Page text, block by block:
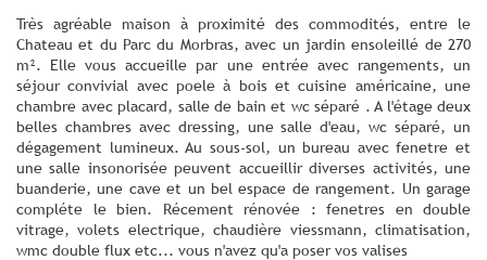
Très agréable maison à proximité des commodités, entre le
Chateau et du Parc du Morbras, avec un jardin ensoleillé de 270
m². Elle vous accueille par une entrée avec rangements, un
séjour convivial avec poele à bois et cuisine américaine, une
chambre avec placard, salle de bain et wc séparé . A l'étage deux
belles chambres avec dressing, une salle d'eau, wc séparé, un
dégagement lumineux. Au sous-sol, un bureau avec fenetre et
une salle insonorisée peuvent accueillir diverses activités, une
buanderie, une cave et un bel espace de rangement. Un garage
compléte le bien. Récement rénovée : fenetres en double
vitrage, volets electrique, chaudière viessmann, climatisation,
wmc double flux etc... vous n'avez qu'a poser vos valises